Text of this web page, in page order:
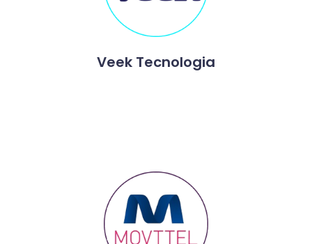
Veek Tecnologia